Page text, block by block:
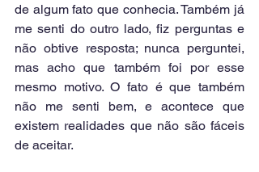
de algum fato que conhecia. Também já
me senti do outro lado, fiz perguntas e
não obtive resposta; nunca perguntei,
mas acho que também foi por esse
mesmo motivo. O fato é que também
não me senti bem, e acontece que
existem realidades que não são fáceis
de aceitar.